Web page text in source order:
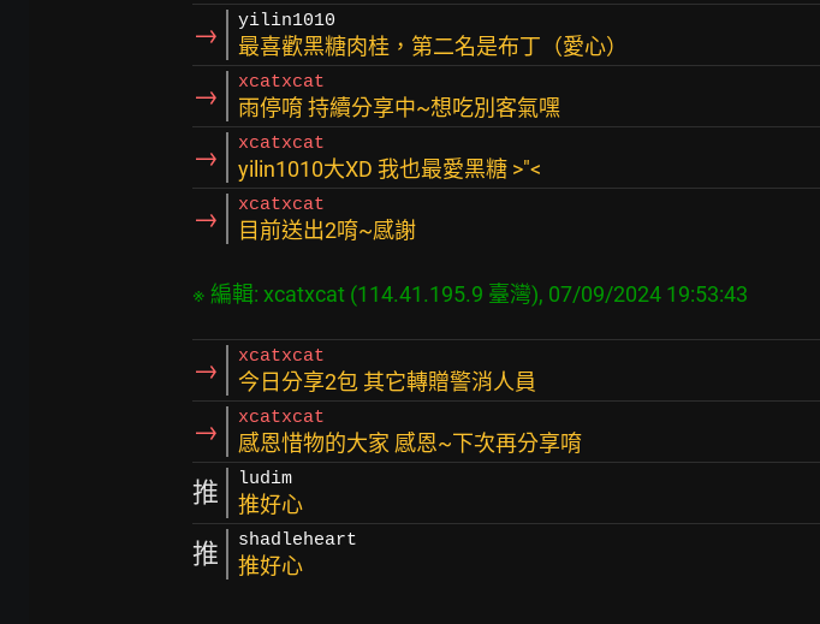
→ yilin1010
最喜歡黑糖肉桂，第二名是布丁（愛心）
→ xcatxcat
雨停唷 持續分享中~想吃別客氣嘿
→ xcatxcat
yilin1010大XD 我也最愛黑糖 >"<
→ xcatxcat
目前送出2唷~感謝
→ xcatxcat
今日分享2包 其它轉贈警消人員
→ xcatxcat
感恩惜物的大家 感恩~下次再分享唷
推 ludim
推好心
推 shadleheart
推好心